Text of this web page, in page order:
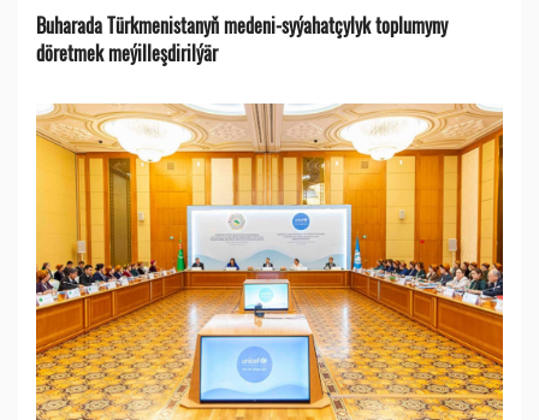
Buharada Türkmenistanyň medeni-syýahatçylyk toplumyny
döretmek meýilleşdirilýär